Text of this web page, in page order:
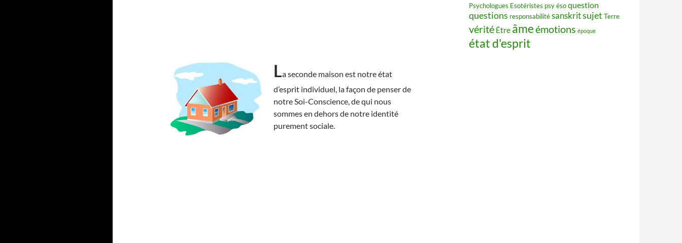
La seconde maison est notre état
d’esprit individuel, la façon de penser de
notre Soi-Conscience, de qui nous
sommes en dehors de notre identité
purement sociale.
Psychologues Esotéristes psy ésoquestion
questions responsabilitésanskritsujet Terre
vérité Être âmeémotions époque
état d'esprit